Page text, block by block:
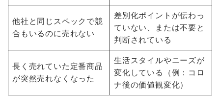
他社と同じスペックで競
合もいるのに売れない
差別化ポイントが伝わっ
ていない、または不要と
判断されている
長く売れていた定番商品
が突然売れなくなった
生活スタイルやニーズが
変化している（例：コロ
ナ後の価値観変化）